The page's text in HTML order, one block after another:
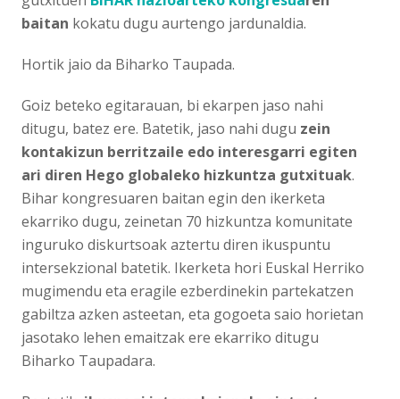
baitan kokatu dugu aurtengo jardunaldia.
Hortik jaio da Biharko Taupada.
Goiz beteko egitarauan, bi ekarpen jaso nahi
ditugu, batez ere. Batetik, jaso nahi dugu zein
kontakizun berritzaile edo interesgarri egiten
ari diren Hego globaleko hizkuntza gutxituak.
Bihar kongresuaren baitan egin den ikerketa
ekarriko dugu, zeinetan 70 hizkuntza komunitate
inguruko diskurtsoak aztertu diren ikuspuntu
intersekzional batetik. Ikerketa hori Euskal Herriko
mugimendu eta eragile ezberdinekin partekatzen
gabiltza azken asteetan, eta gogoeta saio horietan
jasotako lehen emaitzak ere ekarriko ditugu
Biharko Taupadara.